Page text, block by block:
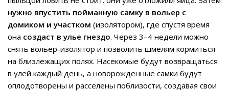
нужно впустить пойманную самку в вольер с
домиком и участком (изолятором), где спустя время
она создаст в улье гнездо. Через 3–4 недели можно
снять вольер-изолятор и позволить шмелям кормиться
на близлежащих полях. Насекомые будут возвращаться
в улей каждый день, а новорожденные самки будут
оплодотворены и расселены поблизости, создавая свои